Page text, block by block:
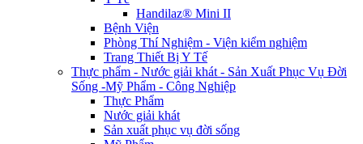
Handilaz® Mini II
Bệnh Viện
Phòng Thí Nghiệm - Viện kiểm nghiệm
Trang Thiết Bị Y Tế
Thực phẩm - Nước giải khát - Sản Xuất Phục Vụ Đời
Sống -Mỹ Phẩm - Công Nghiệp
Thực Phẩm
Nước giải khát
Sản xuất phục vụ đời sống